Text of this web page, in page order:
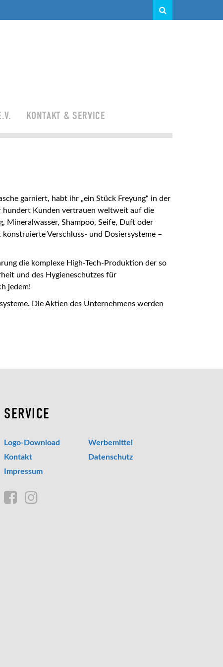
KONTAKT & SERVICE
garniert, habt ihr „ein Stück Freyung“ in der
hundert Kunden vertrauen weltweit auf die
Mineralwasser, Shampoo, Seife, Duft oder
Verschluss- und Dosiersysteme –
die komplexe High-Tech-Produktion der so
und des Hygieneschutzes für
jedem!
Die Aktien des Unternehmens werden
SERVICE
Logo-Download
Werbemittel
Kontakt
Datenschutz
Impressum